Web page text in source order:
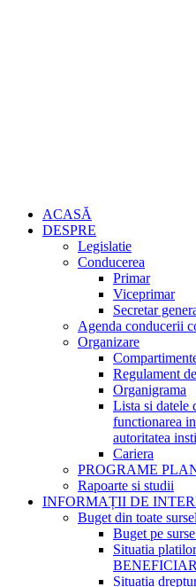
ACASĂ
DESPRE
Legislatie
Conducerea
Primar
Viceprimar
Secretar
Agenda conducerii
Organizare
Regulament
Organigrama
Lista si datele
functionarea
autoritatea
Cariera
PROGRAME
Rapoarte si studii
INFORMAȚII DE
Buget din toate
Buget pe
Situatia
BENEFICIAR
Situatia